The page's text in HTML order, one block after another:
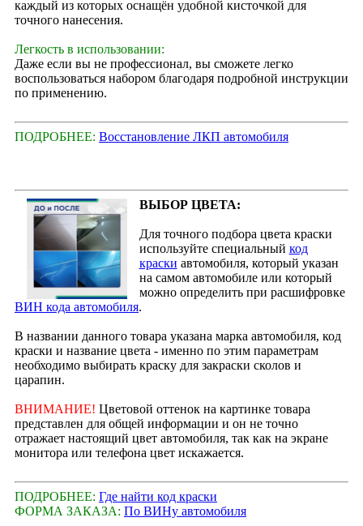
каждый из которых оснащён удобной кисточкой для
точного нанесения.
Легкость в использовании:
Даже если вы не профессионал, вы сможете легко
воспользоваться набором благодаря подробной инструкции
по применению.
ПОДРОБНЕЕ: Восстановление ЛКП автомобиля
ВЫБОР ЦВЕТА:
Для точного подбора цвета краски
используйте специальный код
краски автомобиля, который указан
на самом автомобиле или который
можно определить при расшифровке
ВИН кода автомобиля.
В названии данного товара указана марка автомобиля, код
краски и название цвета - именно по этим параметрам
необходимо выбирать краску для закраски сколов и
царапин.
ВНИМАНИЕ! Цветовой оттенок на картинке товара
представлен для общей информации и он не точно
отражает настоящий цвет автомобиля, так как на экране
монитора или телефона цвет искажается.
ПОДРОБНЕЕ: Где найти код краски
ФОРМА ЗАКАЗА: По ВИНу автомобиля